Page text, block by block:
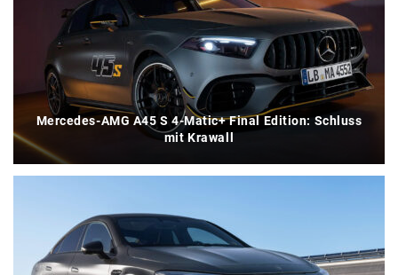
Mercedes-AMG A45 S 4-Matic+ Final Edition: Schluss
mit Krawall